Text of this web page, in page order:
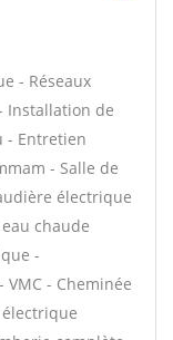
- Réseaux
Installation de
- Entretien
- Salle de
électrique
chaude
-
- Cheminée